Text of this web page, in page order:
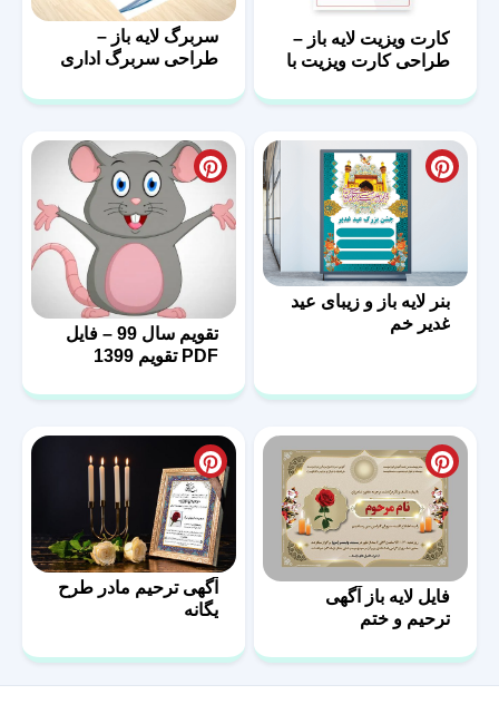
کارت ویزیت لایه باز –
طراحی کارت ویزیت با
سربرگ لایه باز –
طراحی سربرگ اداری
بنر لایه باز و زیبای عید
غدیر خم
تقویم سال 99 – فایل
PDF تقویم 1399
فایل لایه باز آگهی
ترحیم و ختم
آگهی ترحیم مادر طرح
یگانه